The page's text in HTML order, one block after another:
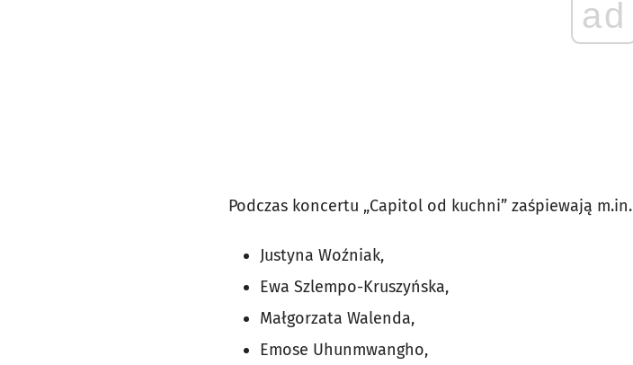
ad
Podczas koncertu „Capitol od kuchni” zaśpiewają m.in.
Justyna Woźniak,
Ewa Szlempo-Kruszyńska,
Małgorzata Walenda,
Emose Uhunmwangho,